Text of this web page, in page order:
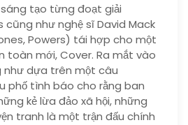
tạo từng đoạt giải
cũng như nghệ sĩ David Mack
Powers) tái hợp cho một
toàn mới, Cover. Ra mắt vào
dựa trên một câu
phố tình báo cho rằng ban
kẻ lừa đảo xã hội, những
tranh là một trận đấu chính